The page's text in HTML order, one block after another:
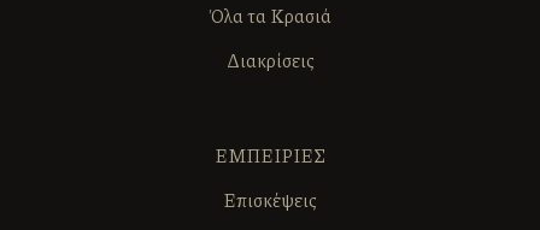
Όλα τα Κρασιά
Διακρίσεις
ΕΜΠΕΙΡΙΕΣ
Επισκέψεις